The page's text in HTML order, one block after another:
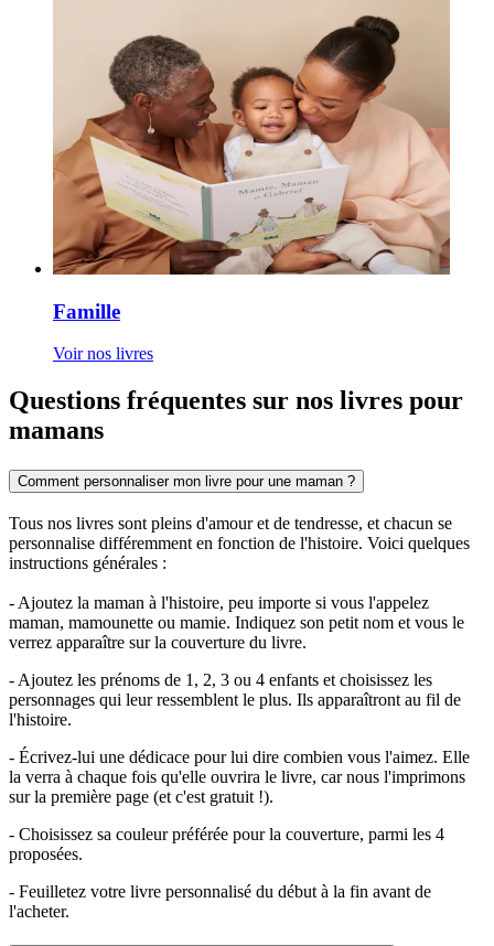
Famille
Voir nos livres
Questions fréquentes sur nos livres pour
mamans
Comment personnaliser mon livre pour une maman ?
Tous nos livres sont pleins d'amour et de tendresse, et chacun se
personnalise différemment en fonction de l'histoire. Voici quelques
instructions générales :
- Ajoutez la maman à l'histoire, peu importe si vous l'appelez
maman, mamounette ou mamie. Indiquez son petit nom et vous le
verrez apparaître sur la couverture du livre.
- Ajoutez les prénoms de 1, 2, 3 ou 4 enfants et choisissez les
personnages qui leur ressemblent le plus. Ils apparaîtront au fil de
l'histoire.
- Écrivez-lui une dédicace pour lui dire combien vous l'aimez. Elle
la verra à chaque fois qu'elle ouvrira le livre, car nous l'imprimons
sur la première page (et c'est gratuit !).
- Choisissez sa couleur préférée pour la couverture, parmi les 4
proposées.
- Feuilletez votre livre personnalisé du début à la fin avant de
l'acheter.